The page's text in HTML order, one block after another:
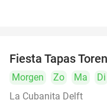
Fiesta Tapas
Morgen Zo Ma Di
La Cubanita Delft